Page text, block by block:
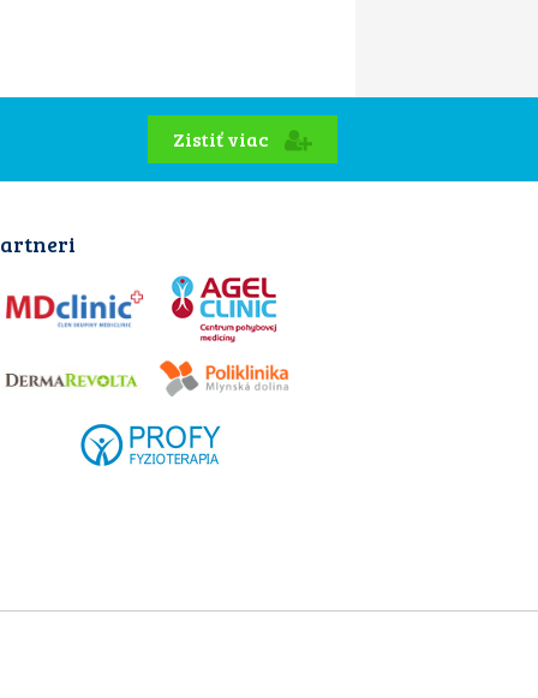
Zistiť viac